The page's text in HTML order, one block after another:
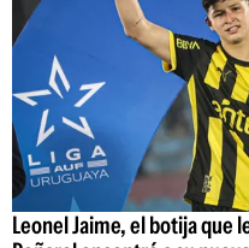
Leonel Jaime, el botija que